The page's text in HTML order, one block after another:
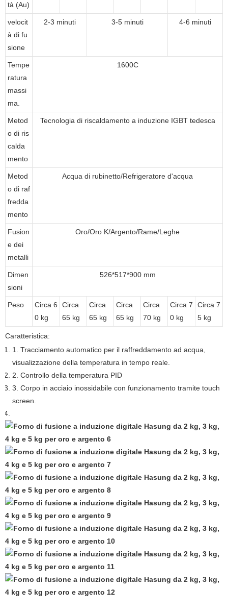
tà (Au)
velocit
à di fu
sione
2-3 minuti 3-5 minuti 4-6 minuti
Tempe
ratura
massi
ma.
1600C
Metod
o di ris
calda
mento
Tecnologia di riscaldamento a induzione IGBT tedesca
Metod
o di raf
fredda
mento
Acqua di rubinetto/Refrigeratore d'acqua
Fusion
e dei
metalli
Oro/Oro K/Argento/Rame/Leghe
Dimen
sioni
526*517*900 mm
Peso
Circa 6
0 kg
Circa
65 kg
Circa
65 kg
Circa
65 kg
Circa
70 kg
Circa 7
0 kg
Circa 7
5 kg
Caratteristica:
1. Tracciamento automatico per il raffreddamento ad acqua,
visualizzazione della temperatura in tempo reale.
2. Controllo della temperatura PID
3. Corpo in acciaio inossidabile con funzionamento tramite touch
screen.